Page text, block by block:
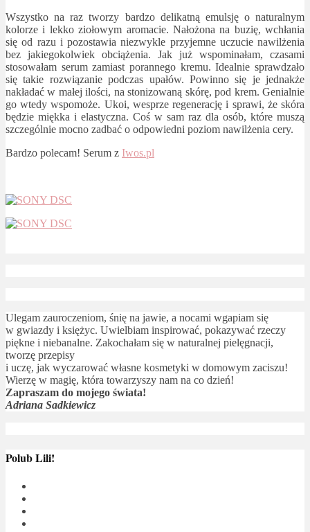
Wszystko na raz tworzy bardzo delikatną emulsję o naturalnym
kolorze i lekko ziołowym aromacie. Nałożona na buzię, wchłania
się od razu i pozostawia niezwykle przyjemne uczucie nawilżenia
bez jakiegokolwiek obciążenia. Jak już wspominałam, czasami
stosowałam serum zamiast porannego kremu. Idealnie sprawdzało
się takie rozwiązanie podczas upałów. Powinno się je jednakże
nakładać w małej ilości, na stonizowaną skórę, pod krem. Genialnie
go wtedy wspomoże. Ukoi, wesprze regenerację i sprawi, że skóra
będzie miękka i elastyczna. Coś w sam raz dla osób, które muszą
szczególnie mocno zadbać o odpowiedni poziom nawilżenia cery.
Bardzo polecam! Serum z Iwos.pl
Ulegam zauroczeniom, śnię na jawie, a nocami wgapiam się
w gwiazdy i księżyc. Uwielbiam inspirować, pokazywać rzeczy
piękne i niebanalne. Zakochałam się w naturalnej pielęgnacji,
tworzę przepisy
i uczę, jak wyczarować własne kosmetyki w domowym zaciszu!
Wierzę w magię, która towarzyszy nam na co dzień!
Zapraszam do mojego świata!
Adriana Sadkiewicz
Polub Lili!